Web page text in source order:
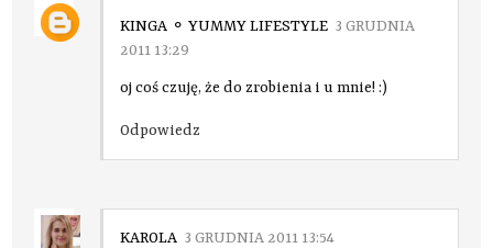
KINGA ⚬ YUMMY LIFESTYLE 3 GRUDNIA
2011 13:29
oj coś czuję, że do zrobienia i u mnie! :)
Odpowiedz
KAROLA 3 GRUDNIA 2011 13:54